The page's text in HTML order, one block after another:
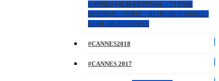
CANNES FILM FESTIVAL – 72 EME
FESTIVAL – #2019 – BLOG DE CANNES –
BLOG DU FESTIVAL
#CANNES2018
#CANNES 2017